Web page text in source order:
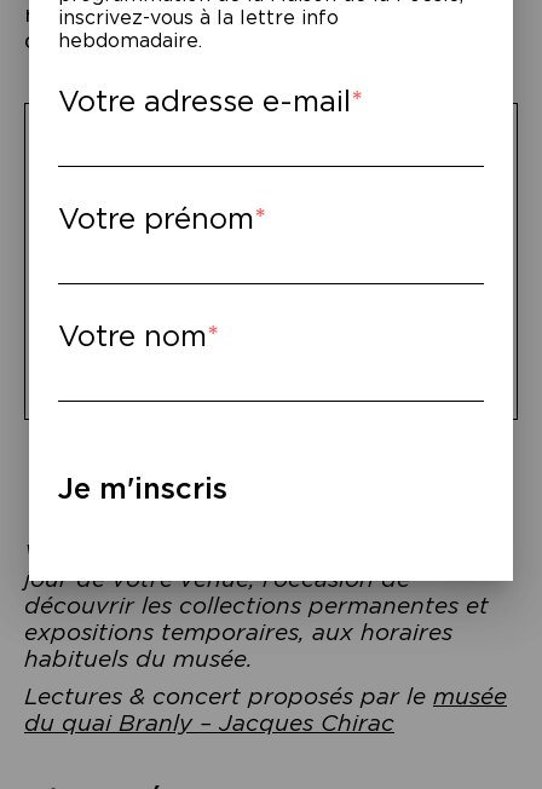
répondent dans un chant enraciné et épris
de liberté.
Lecture-performance de Danyèl Waro,
dim. 24 nov. – 15h →Réserver
Concert de Danyèl Waro,
dim. 24 nov. – 17h →Réserver
Votre billet vous donne accès au musée le
jour de votre venue, l’occasion de
découvrir les collections permanentes et
expositions temporaires, aux horaires
habituels du musée.
Lectures & concert proposés par le musée
du quai Branly – Jacques Chirac
inscrivez-vous à la lettre info
hebdomadaire.
Votre adresse e-mail
Votre prénom
Votre nom
Je m'inscris